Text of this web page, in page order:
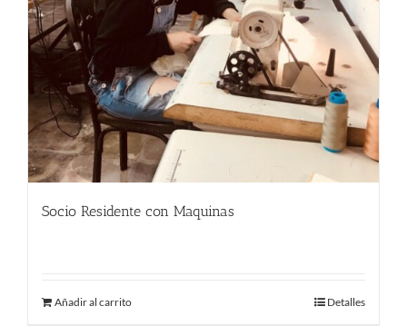
Socio Residente con Maquinas
Añadir al carrito Detalles